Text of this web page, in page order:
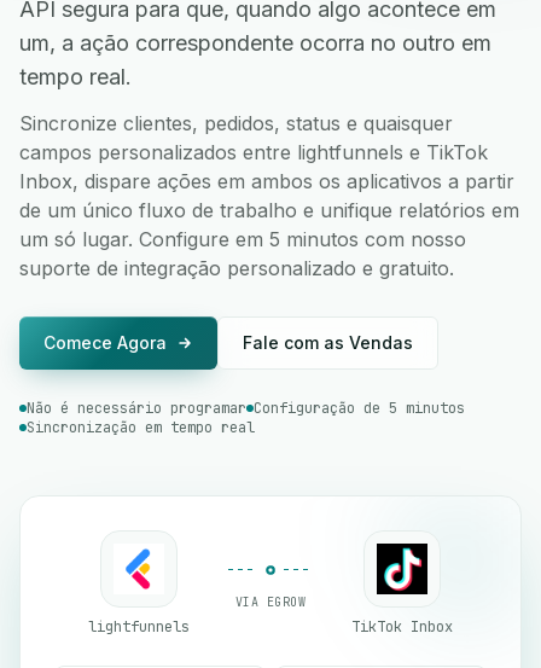
API segura para que, quando algo acontece em
um, a ação correspondente ocorra no outro em
tempo real.
Sincronize clientes, pedidos, status e quaisquer
campos personalizados entre lightfunnels e TikTok
Inbox, dispare ações em ambos os aplicativos a partir
de um único fluxo de trabalho e unifique relatórios em
um só lugar. Configure em 5 minutos com nosso
suporte de integração personalizado e gratuito.
Comece Agora Fale com as Vendas
Não é necessário programar Configuração de 5 minutos
Sincronização em tempo real
lightfunnels
VIA EGROW
TikTok Inbox